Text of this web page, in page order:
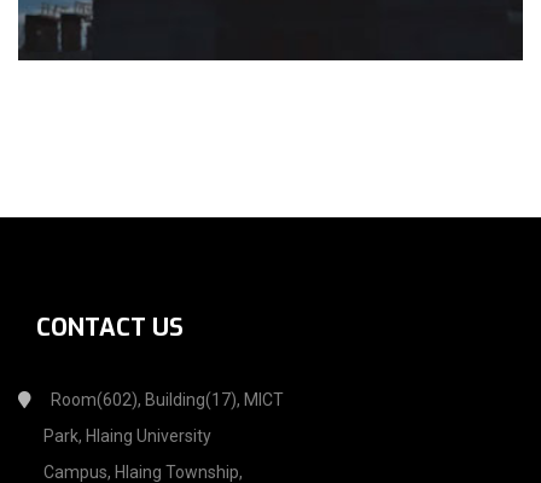
CONTACT US
Room(602), Building(17), MICT
Park, Hlaing University
Campus, Hlaing Township,